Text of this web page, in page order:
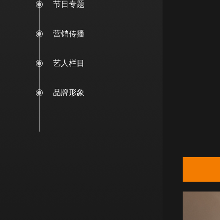
节日专题
营销传播
艺人栏目
品牌形象